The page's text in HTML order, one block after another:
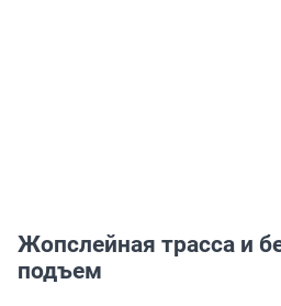
Жопслейная трасса и
подъем